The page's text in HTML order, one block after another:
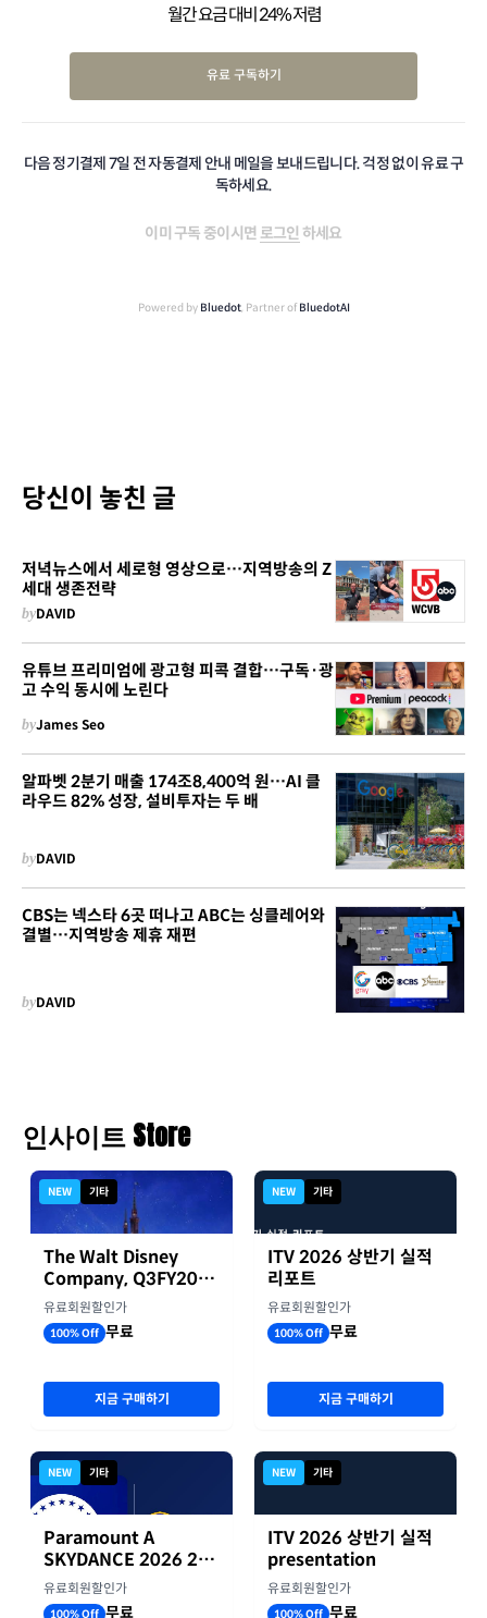
월간 요금 대비 24% 저렴
유료 구독하기
다음 정기결제 7일 전 자동결제 안내 메일을 보내드립니다. 걱정 없이 유료 구
독하세요.
이미 구독 중이시면 로그인 하세요
Powered by Bluedot, Partner of BluedotAI
당신이 놓친 글
저녁뉴스에서 세로형 영상으로…지역방송의 Z
세대 생존전략
byDAVID
유튜브 프리미엄에 광고형 피콕 결합…구독·광
고 수익 동시에 노린다
byJames Seo
알파벳 2분기 매출 174조8,400억 원…AI 클
라우드 82% 성장, 설비투자는 두 배
byDAVID
CBS는 넥스타 6곳 떠나고 ABC는 싱클레어와
결별…지역방송 제휴 재편
byDAVID
인사이트 Store
NEW 기타
The Walt Disney
Company, Q3FY2026
실적자료
유료회원할인가
100% Off 무료
지금 구매하기
NEW 기타
Paramount A
SKYDANCE 2026 2분
기 실적
유료회원할인가
100% Off 무료
NEW 기타
ITV 2026 상반기 실적
리포트
유료회원할인가
100% Off 무료
지금 구매하기
NEW 기타
ITV 2026 상반기 실적
presentation
유료회원할인가
100% Off 무료